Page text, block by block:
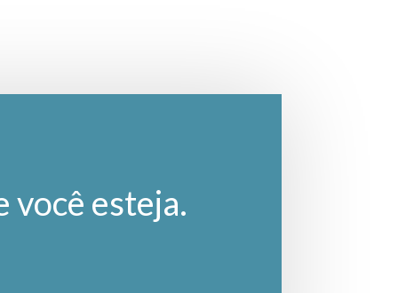
você esteja.